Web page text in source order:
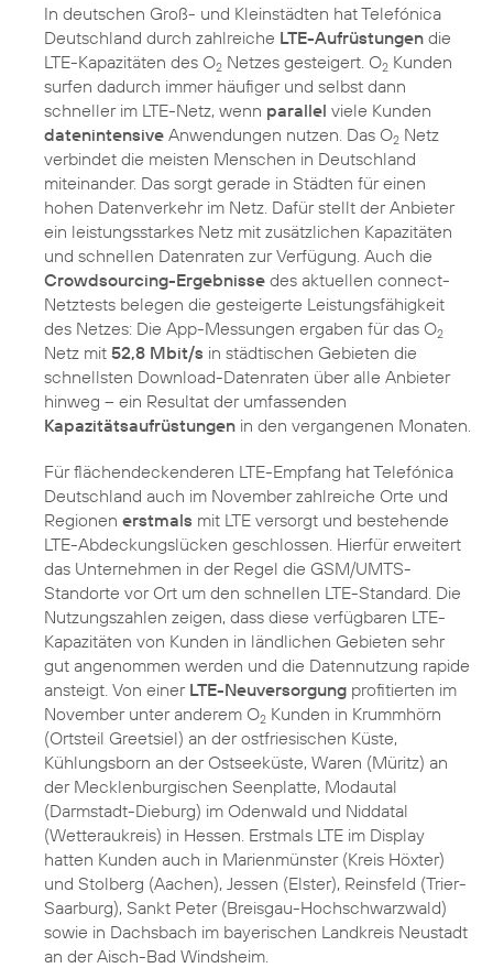
In deutschen Groß- und Kleinstädten hat Telefónica
Deutschland durch zahlreiche LTE-Aufrüstungen die
LTE-Kapazitäten des O2 Netzes gesteigert. O2 Kunden
surfen dadurch immer häufiger und selbst dann
schneller im LTE-Netz, wenn parallel viele Kunden
datenintensive Anwendungen nutzen. Das O2 Netz
verbindet die meisten Menschen in Deutschland
miteinander. Das sorgt gerade in Städten für einen
hohen Datenverkehr im Netz. Dafür stellt der Anbieter
ein leistungsstarkes Netz mit zusätzlichen Kapazitäten
und schnellen Datenraten zur Verfügung. Auch die
Crowdsourcing-Ergebnisse des aktuellen connect-
Netztests belegen die gesteigerte Leistungsfähigkeit
des Netzes: Die App-Messungen ergaben für das O2
Netz mit 52,8 Mbit/s in städtischen Gebieten die
schnellsten Download-Datenraten über alle Anbieter
hinweg – ein Resultat der umfassenden
Kapazitätsaufrüstungen in den vergangenen Monaten.
Für flächendeckenderen LTE-Empfang hat Telefónica
Deutschland auch im November zahlreiche Orte und
Regionen erstmals mit LTE versorgt und bestehende
LTE-Abdeckungslücken geschlossen. Hierfür erweitert
das Unternehmen in der Regel die GSM/UMTS-
Standorte vor Ort um den schnellen LTE-Standard. Die
Nutzungszahlen zeigen, dass diese verfügbaren LTE-
Kapazitäten von Kunden in ländlichen Gebieten sehr
gut angenommen werden und die Datennutzung rapide
ansteigt. Von einer LTE-Neuversorgung profitierten im
November unter anderem O2 Kunden in Krummhörn
(Ortsteil Greetsiel) an der ostfriesischen Küste,
Kühlungsborn an der Ostseeküste, Waren (Müritz) an
der Mecklenburgischen Seenplatte, Modautal
(Darmstadt-Dieburg) im Odenwald und Niddatal
(Wetteraukreis) in Hessen. Erstmals LTE im Display
hatten Kunden auch in Marienmünster (Kreis Höxter)
und Stolberg (Aachen), Jessen (Elster), Reinsfeld (Trier-
Saarburg), Sankt Peter (Breisgau-Hochschwarzwald)
sowie in Dachsbach im bayerischen Landkreis Neustadt
an der Aisch-Bad Windsheim.